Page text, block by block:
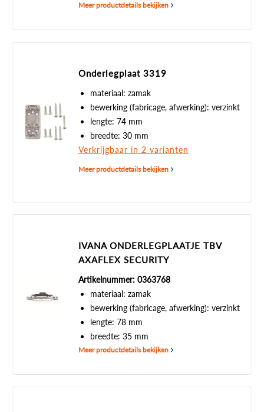
Meer productdetails bekijken
Onderlegplaat 3319
materiaal: zamak
bewerking (fabricage, afwerking): verzinkt
lengte: 74 mm
breedte: 30 mm
Verkrijgbaar in 2 varianten
Meer productdetails bekijken
IVANA ONDERLEGPLAATJE TBV
AXAFLEX SECURITY
Artikelnummer: 0363768
materiaal: zamak
bewerking (fabricage, afwerking): verzinkt
lengte: 78 mm
breedte: 35 mm
Meer productdetails bekijken